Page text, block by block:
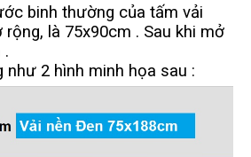
thường của tấm vải
là 75x90cm . Sau khi mở
.
2 hình minh họa sau :